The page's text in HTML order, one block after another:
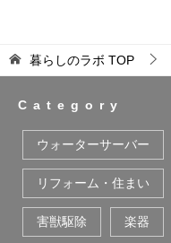
暮らしのラボ TOP
Category
ウォーターサーバー
リフォーム・住まい
害獣駆除 楽器